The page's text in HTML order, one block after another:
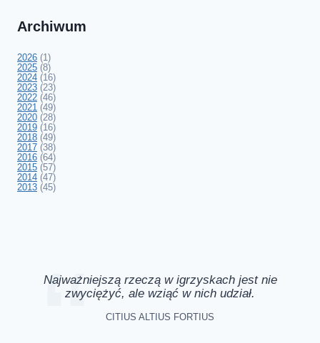
Archiwum
2026 (1)
2025 (8)
2024 (16)
2023 (23)
2022 (46)
2021 (49)
2020 (28)
2019 (16)
2018 (49)
2017 (38)
2016 (64)
2015 (57)
2014 (47)
2013 (45)
Najważniejszą rzeczą w igrzyskach jest nie
zwyciężyć, ale wziąć w nich udział.
CITIUS ALTIUS FORTIUS